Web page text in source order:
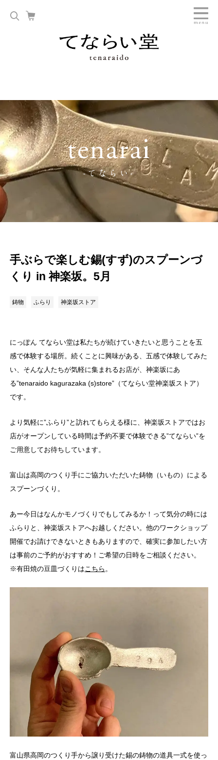
tenarai
-てならい-
手ぶらで楽しむ錫(すず)のスプーンづ
くり in 神楽坂。5月
鋳物 ふらり 神楽坂ストア
にっぽん てならい堂は私たちが続けていきたいと思うことを五
感で体験する場所。続くことに興味がある、五感で体験してみた
い、そんな人たちが気軽に集まれるお店が、神楽坂にあ
る”tenaraido kagurazaka (s)store”（てならい堂神楽坂ストア）
です。
より気軽に”ふらり”と訪れてもらえる様に、神楽坂ストアではお
店がオープンしている時間は予約不要で体験できる”てならい”を
ご用意してお待ちしています。
富山は高岡のつくり手にご協力いただいた鋳物（いもの）による
スプーンづくり。
あー今日はなんかモノづくりでもしてみるか！って気分の時には
ふらりと、神楽坂ストアへお越しください。他のワークショップ
開催でお請けできないときもありますので、確実に参加したい方
は事前のご予約がおすすめ！ご希望の日時をご相談ください。
※有田焼の豆皿づくりはこちら 。
富山県高岡のつくり手から譲り受けた錫の鋳物の道具一式を使っ